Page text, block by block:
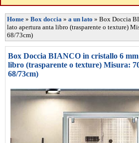
Home » Box doccia » a un lato » Box Doccia
lato apertura anta libro (trasparente o texture)
68/73cm)
Box Doccia BIANCO in cristallo 6
libro (trasparente o texture) Misura:
68/73cm)